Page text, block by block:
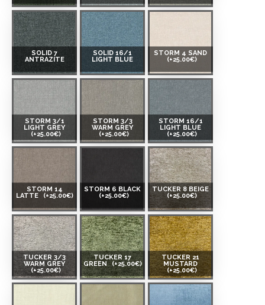
SOLID 7
ANTRAZITE
SOLID 16/1
LIGHT BLUE
STORM 4 SAND
(+25.00€)
STORM 3/1
LIGHT GREY
(+25.00€)
STORM 3/3
WARM GREY
(+25.00€)
STORM 16/1
LIGHT BLUE
(+25.00€)
STORM 14
LATTE
(+25.00€)
STORM 6 BLACK
(+25.00€)
TUCKER 8 BEIGE
(+25.00€)
TUCKER 3/3
WARM GREY
(+25.00€)
TUCKER 17
GREEN (+25.00€)
TUCKER 21
MUSTARD
(+25.00€)